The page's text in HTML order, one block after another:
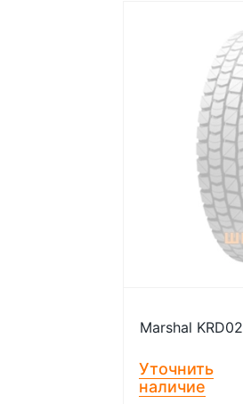
Marshal KRD02
Уточнить
наличие